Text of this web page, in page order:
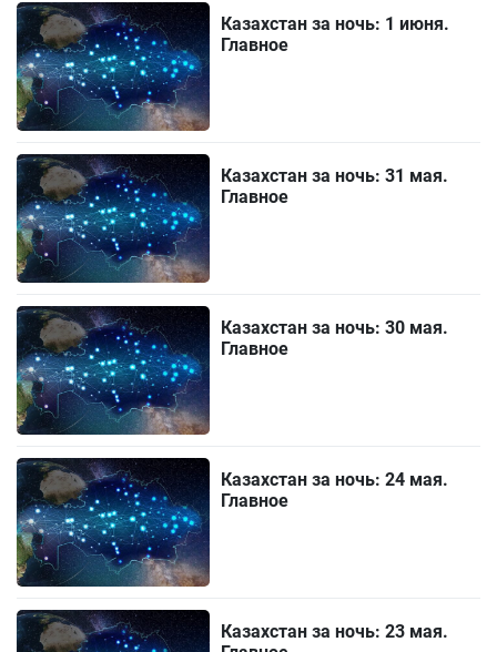
Казахстан за ночь: 1 июня.
Главное
Казахстан за ночь: 31 мая.
Главное
Казахстан за ночь: 30 мая.
Главное
Казахстан за ночь: 24 мая.
Главное
Казахстан за ночь: 23 мая.